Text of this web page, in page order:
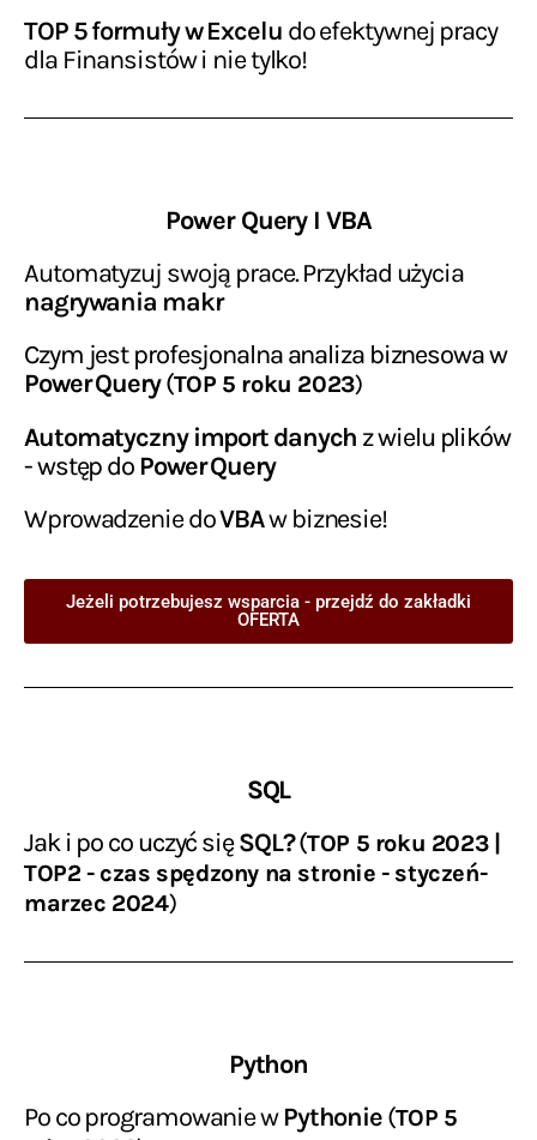
TOP 5 formuły w Excelu do efektywnej pracy
dla Finansistów i nie tylko!
Power Query I VBA
Automatyzuj swoją prace. Przykład użycia
nagrywania makr
Czym jest profesjonalna analiza biznesowa w
Power Query(TOP 5 roku 2023)
Automatyczny import danych z wielu plików
- wstęp do Power Query
Wprowadzenie doVBAw biznesie!
Jeżeli potrzebujesz wsparcia - przejdź do zakładki
OFERTA
SQL
Jak i po co uczyć sięSQL?(TOP 5 roku 2023 |
TOP2 - czas spędzony na stronie - styczeń-
marzec 2024)
Python
Po co programowanie wPythonie(TOP 5